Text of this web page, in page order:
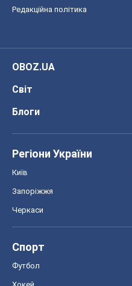
Редакційна політика
OBOZ.UA
Світ
Блоги
Регіони України
Київ
Запоріжжя
Черкаси
Спорт
Футбол